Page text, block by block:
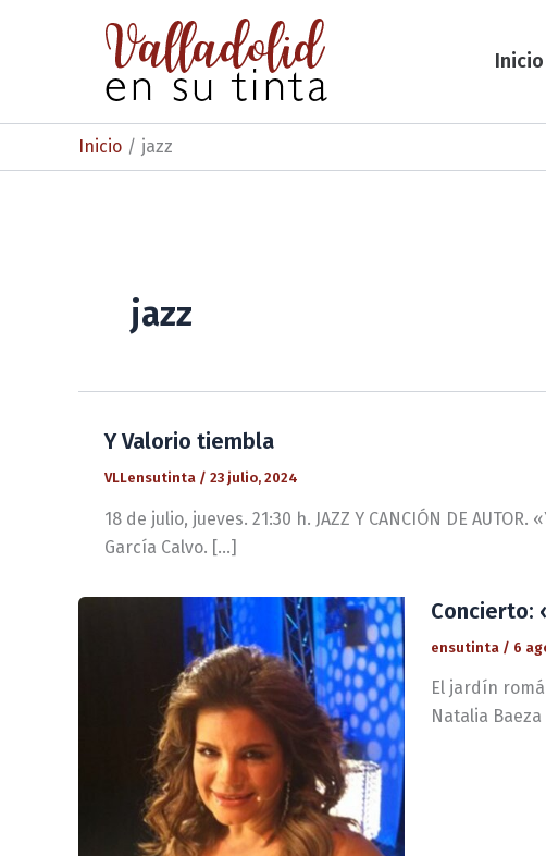
Inicio
Inicio jazz
jazz
Y Valorio tiembla
VLLensutinta / 23 julio, 2024
18 de julio, jueves. 21:30 h. JAZZ Y CANCIÓN DE
García Calvo. […]
Concierto:
ensutinta / 6
El jardín
Natalia